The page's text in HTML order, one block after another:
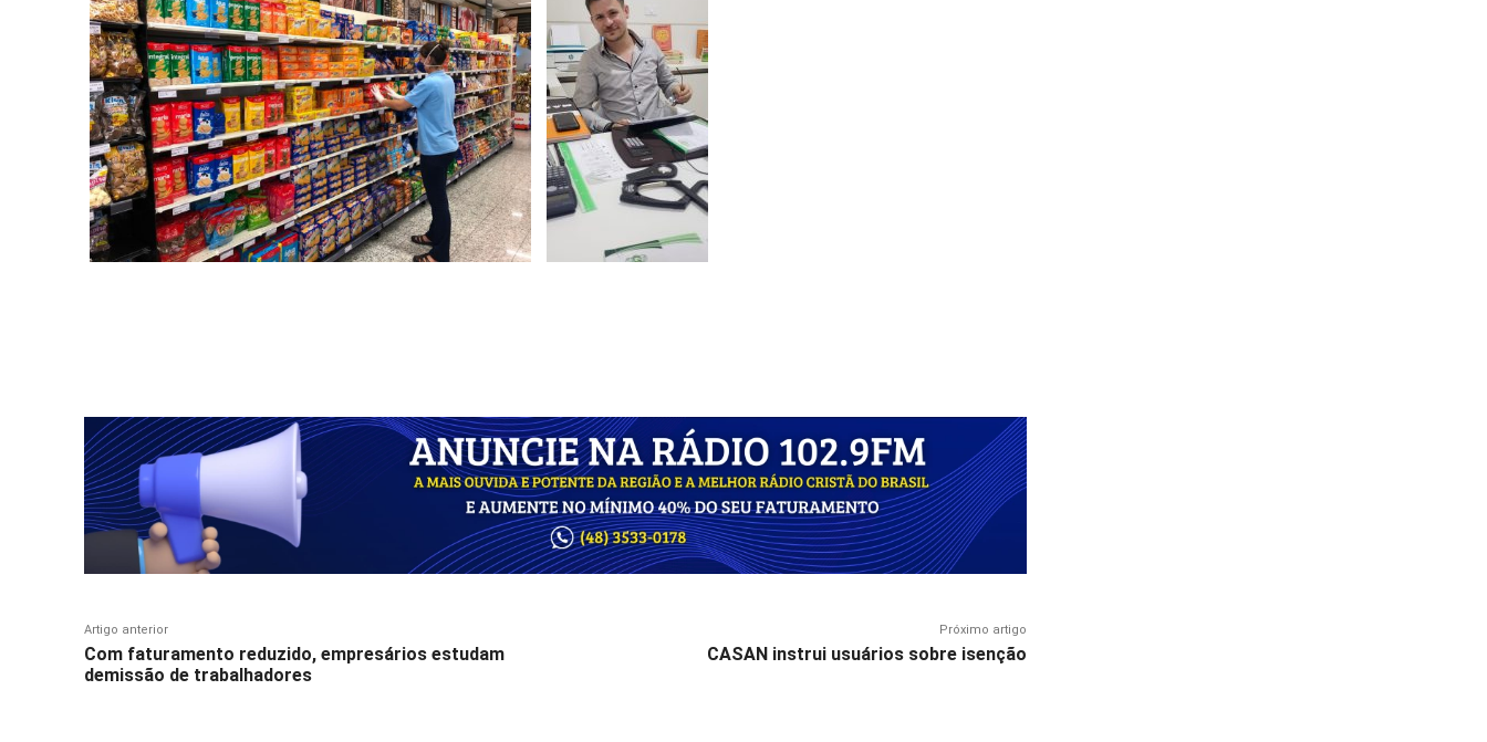
Artigo anterior
Com faturamento reduzido, empresários estudam
demissão de trabalhadores
Próximo artigo
CASAN instrui usuários sobre isenção